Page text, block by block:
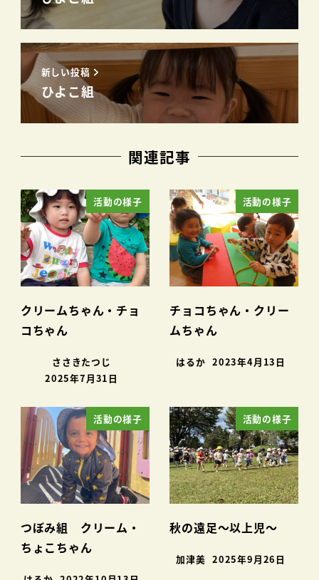
新しい投稿
ひよこ組
関連記事
活動の様子
クリームちゃん・チョ
コちゃん
ささきたつじ
2025年7月31日
活動の様子
チョコちゃん・クリー
ムちゃん
はるか 2023年4月13日
活動の様子
つぼみ組 クリーム・
ちょこちゃん
活動の様子
秋の遠足～以上児～
加津美 2025年9月26日